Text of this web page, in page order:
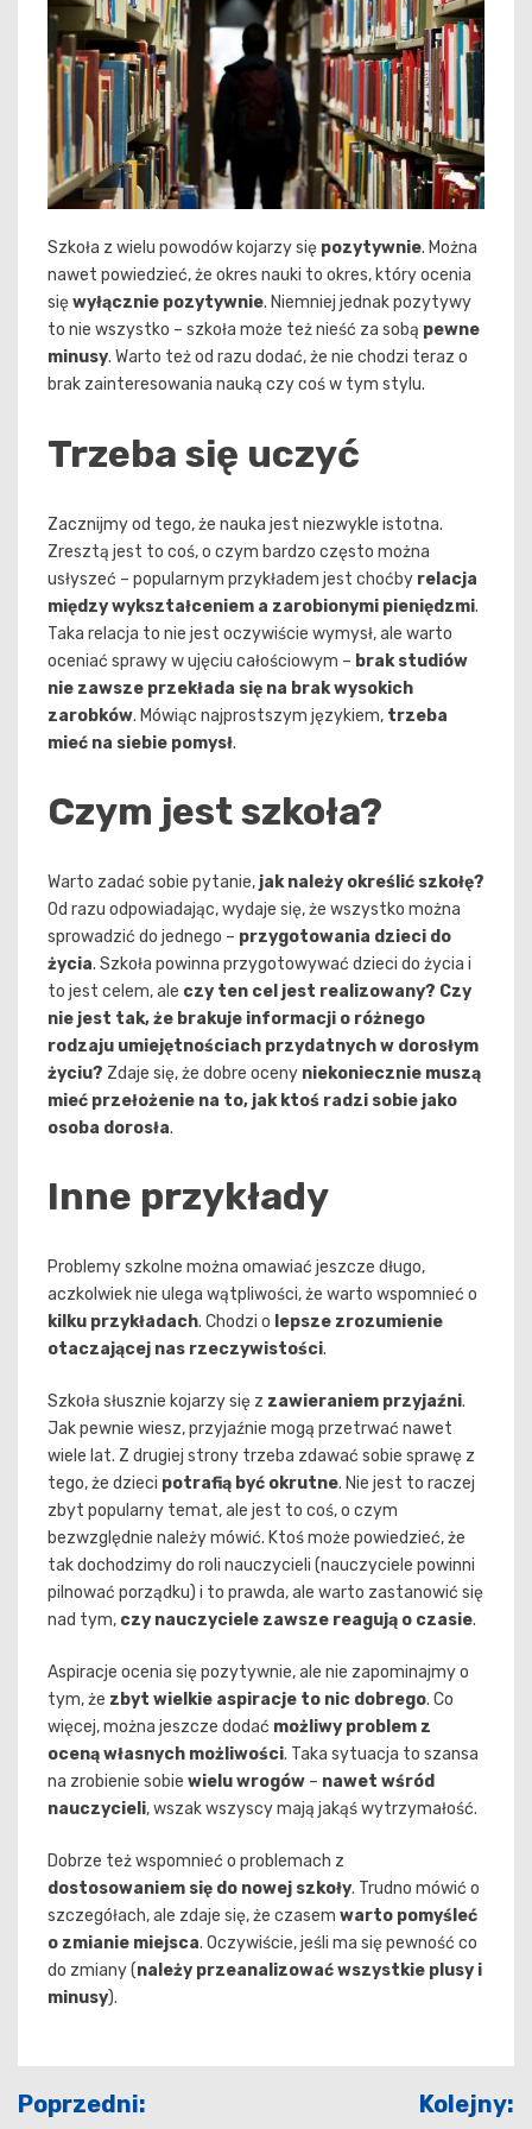
Szkoła z wielu powodów kojarzy się pozytywnie. Można
nawet powiedzieć, że okres nauki to okres, który ocenia
sięwyłącznie pozytywnie. Niemniej jednak pozytywy
to nie wszystko – szkoła może też nieść za sobą pewne
minusy. Warto też od razu dodać, że nie chodzi teraz o
brak zainteresowania nauką czy coś w tym stylu.
Trzeba się uczyć
Zacznijmy od tego, że nauka jest niezwykle istotna.
Zresztą jest to coś, o czym bardzo często można
usłyszeć – popularnym przykładem jest choćby relacja
między wykształceniem a zarobionymi pieniędzmi.
Taka relacja to nie jest oczywiście wymysł, ale warto
oceniać sprawy w ujęciu całościowym – brak studiów
nie zawsze przekłada się na brak wysokich
zarobków. Mówiąc najprostszym językiem, trzeba
mieć na siebie pomysł.
Czym jest szkoła?
Warto zadać sobie pytanie, jak należy określić szkołę?
Od razu odpowiadając, wydaje się, że wszystko można
sprowadzić do jednego – przygotowania dzieci do
życia. Szkoła powinna przygotowywać dzieci do życia i
to jest celem, ale czy ten cel jest realizowany? Czy
nie jest tak, że brakuje informacji o różnego
rodzaju umiejętnościach przydatnych w dorosłym
życiu? Zdaje się, że dobre oceny niekoniecznie muszą
mieć przełożenie na to, jak ktoś radzi sobie jako
osoba dorosła.
Inne przykłady
Problemy szkolne można omawiać jeszcze długo,
aczkolwiek nie ulega wątpliwości, że warto wspomnieć o
kilku przykładach. Chodzi o lepsze zrozumienie
otaczającej nas rzeczywistości.
Szkoła słusznie kojarzy się z zawieraniem przyjaźni.
Jak pewnie wiesz, przyjaźnie mogą przetrwać nawet
wiele lat. Z drugiej strony trzeba zdawać sobie sprawę z
tego, że dzieci potrafią być okrutne. Nie jest to raczej
zbyt popularny temat, ale jest to coś, o czym
bezwzględnie należy mówić. Ktoś może powiedzieć, że
tak dochodzimy do roli nauczycieli (nauczyciele powinni
pilnować porządku) i to prawda, ale warto zastanowić się
nad tym, czy nauczyciele zawsze reagują o czasie.
Aspiracje ocenia się pozytywnie, ale nie zapominajmy o
tym, że zbyt wielkie aspiracje to nic dobrego. Co
więcej, można jeszcze dodać możliwy problem z
oceną własnych możliwości. Taka sytuacja to szansa
na zrobienie sobie wielu wrogów – nawet wśród
nauczycieli, wszak wszyscy mają jakąś wytrzymałość.
Dobrze też wspomnieć o problemach z
dostosowaniem się do nowej szkoły. Trudno mówić o
szczegółach, ale zdaje się, że czasem warto pomyśleć
o zmianie miejsca. Oczywiście, jeśli ma się pewność co
do zmiany (należy przeanalizować wszystkie plusy i
minusy).
Nawigacja
Poprzedni: Kolejny: